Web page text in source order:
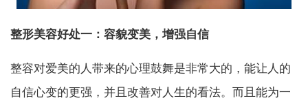
整形美容好处一：容貌变美，增强自信
整容对爱美的人带来的心理鼓舞是非常大的，能让人的
自信心变的更强，并且改善对人生的看法。而且能为一